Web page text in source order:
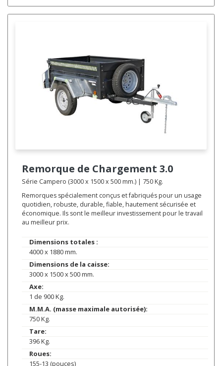
Remorque de Chargement 3.0
Série Campero (3000 x 1500 x 500 mm.) | 750 Kg.
Remorques spécialement conçus et fabriqués pour un usage
quotidien, robuste, durable, fiable, hautement sécurisée et
économique. Ils sont le meilleur investissement pour le travail
au meilleur prix.
Dimensions totales :
4000 x 1880 mm.
Dimensions de la caisse:
3000 x 1500 x 500 mm.
Axe:
1 de 900 Kg.
M.M.A. (masse maximale autorisée):
750 Kg.
Tare:
396 Kg.
Roues:
155-13 (pouces)